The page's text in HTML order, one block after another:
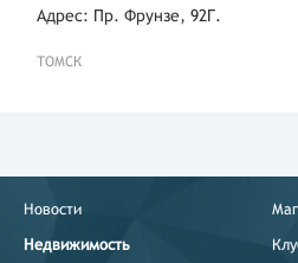
Адрес: Пр. Фрунзе, 92Г.
ТОМСК
Новости
Недвижимость